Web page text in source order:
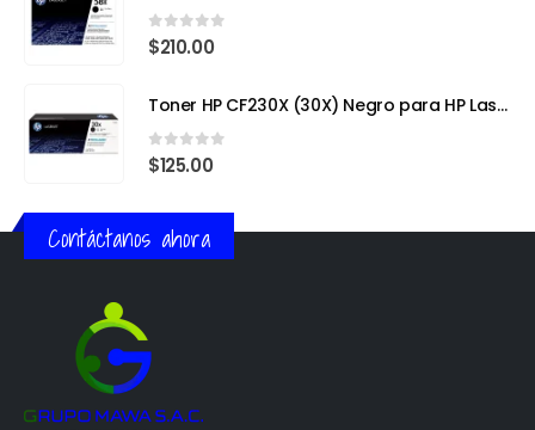
0out of 5
$210.00
Toner HP CF230X (30X) Negro para HP LaserJet Pro
0out of 5
$125.00
Contáctanos ahora